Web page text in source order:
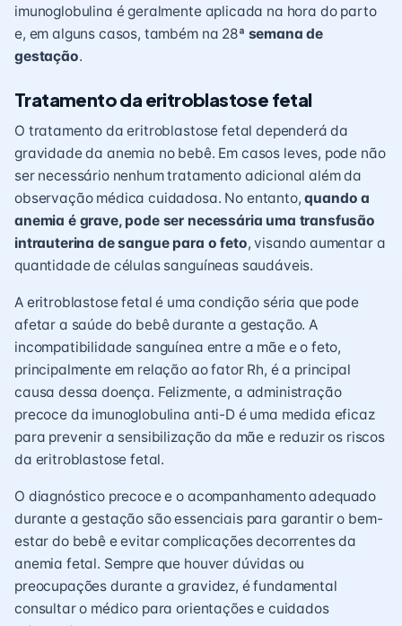
imunoglobulina é geralmente aplicada na hora do parto
e, em alguns casos, também na 28ª semana de
gestação.
Tratamento da eritroblastose fetal
O tratamento da eritroblastose fetal dependerá da
gravidade da anemia no bebê. Em casos leves, pode não
ser necessário nenhum tratamento adicional além da
observação médica cuidadosa. No entanto,quando a
anemia é grave, pode ser necessária uma transfusão
intrauterina de sangue para o feto, visando aumentar a
quantidade de células sanguíneas saudáveis.
A eritroblastose fetal é uma condição séria que pode
afetar a saúde do bebê durante a gestação. A
incompatibilidade sanguínea entre a mãe e o feto,
principalmente em relação ao fator Rh, é a principal
causa dessa doença. Felizmente, a administração
precoce da imunoglobulina anti-D é uma medida eficaz
para prevenir a sensibilização da mãe e reduzir os riscos
da eritroblastose fetal.
O diagnóstico precoce e o acompanhamento adequado
durante a gestação são essenciais para garantir o bem-
estar do bebê e evitar complicações decorrentes da
anemia fetal. Sempre que houver dúvidas ou
preocupações durante a gravidez, é fundamental
consultar o médico para orientações e cuidados